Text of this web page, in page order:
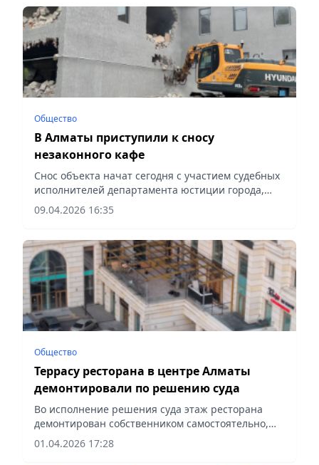
Общество
В Алматы приступили к сносу
незаконного кафе
Снос объекта начат сегодня с участием судебных
исполнителей департамента юстиции города,
сообщает Vecher.kz.
09.04.2026 16:35
Общество
Террасу ресторана в центре Алматы
демонтировали по решению суда
Во исполнение решения суда этаж ресторана
демонтирован собственником самостоятельно,
сообщает Vecher.kz.
01.04.2026 17:28